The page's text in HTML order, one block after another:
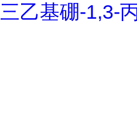
三乙基硼-1,3-